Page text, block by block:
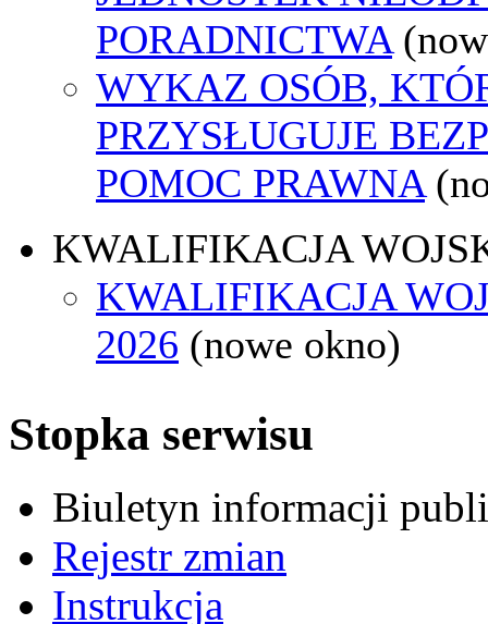
PORADNICTWA
WYKAZ OSÓB,
PRZYSŁUGUJE
POMOC PRAWNA
KWALIFIKACJA
KWALIFIKACJA
2026 (nowe okno)
Stopka serwisu
Biuletyn informacji
Rejestr zmian
Instrukcja